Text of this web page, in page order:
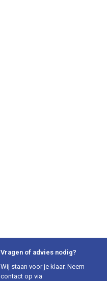
Vragen of advies nodig?
Wij staan voor je klaar. Neem
contact op via